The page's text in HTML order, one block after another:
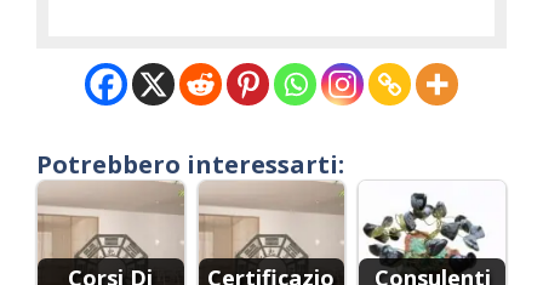
Potrebbero interessarti:
Corsi Di
Certificazio
Consulenti